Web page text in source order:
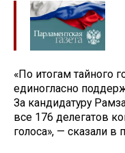
«По итогам тайного
единогласно
За кандидатуру
все 176 делегатов
голоса», — сказали в